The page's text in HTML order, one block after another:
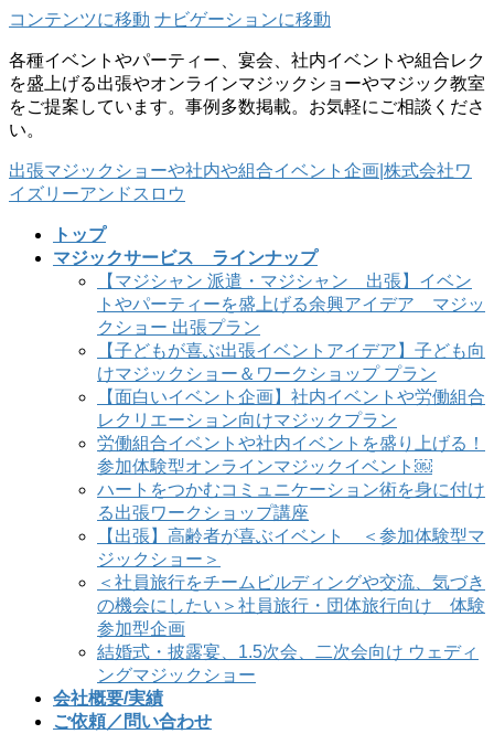
コンテンツに移動 ナビゲーションに移動
各種イベントやパーティー、宴会、社内イベントや組合レク
を盛上げる出張やオンラインマジックショーやマジック教室
をご提案しています。事例多数掲載。お気軽にご相談くださ
い。
出張マジックショーや社内や組合イベント企画|株式会社ワ
イズリーアンドスロウ
トップ
マジックサービス ラインナップ
【マジシャン 派遣・マジシャン 出張】イベン
トやパーティーを盛上げる余興アイデア マジッ
クショー 出張プラン
【子どもが喜ぶ出張イベントアイデア】子ども向
けマジックショー＆ワークショップ プラン
【面白いイベント企画】社内イベントや労働組合
レクリエーション向けマジックプラン
労働組合イベントや社内イベントを盛り上げる！
参加体験型オンラインマジックイベント￼
ハートをつかむコミュニケーション術を身に付け
る出張ワークショップ講座
【出張】高齢者が喜ぶイベント ＜参加体験型マ
ジックショー＞
＜社員旅行をチームビルディングや交流、気づき
の機会にしたい＞社員旅行・団体旅行向け 体験
参加型企画
結婚式・披露宴、1.5次会、二次会向け ウェディ
ングマジックショー
会社概要/実績
ご依頼／問い合わせ